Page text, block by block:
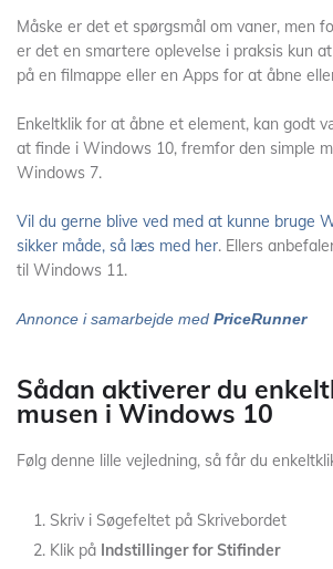
Måske er det et spørgsmål om vaner, men
er det en smartere oplevelse i praksis kun
på en filmappe eller en Apps for at åbne
Enkeltklik for at åbne et element, kan godt
at finde i Windows 10, fremfor den simple
Windows 7.
Vil du gerne blive ved med at kunne bruge
sikker måde, så læs med her. Ellers
til Windows 11.
Annonce i samarbejde med PriceRunner
Sådan aktiverer du
musen i Windows 10
Følg denne lille vejledning, så får du
Skriv i Søgefeltet på Skrivebordet
Klik på Indstillinger for Stifinder